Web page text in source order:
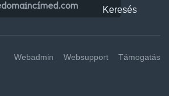
Webadmin Websupport Támogatás